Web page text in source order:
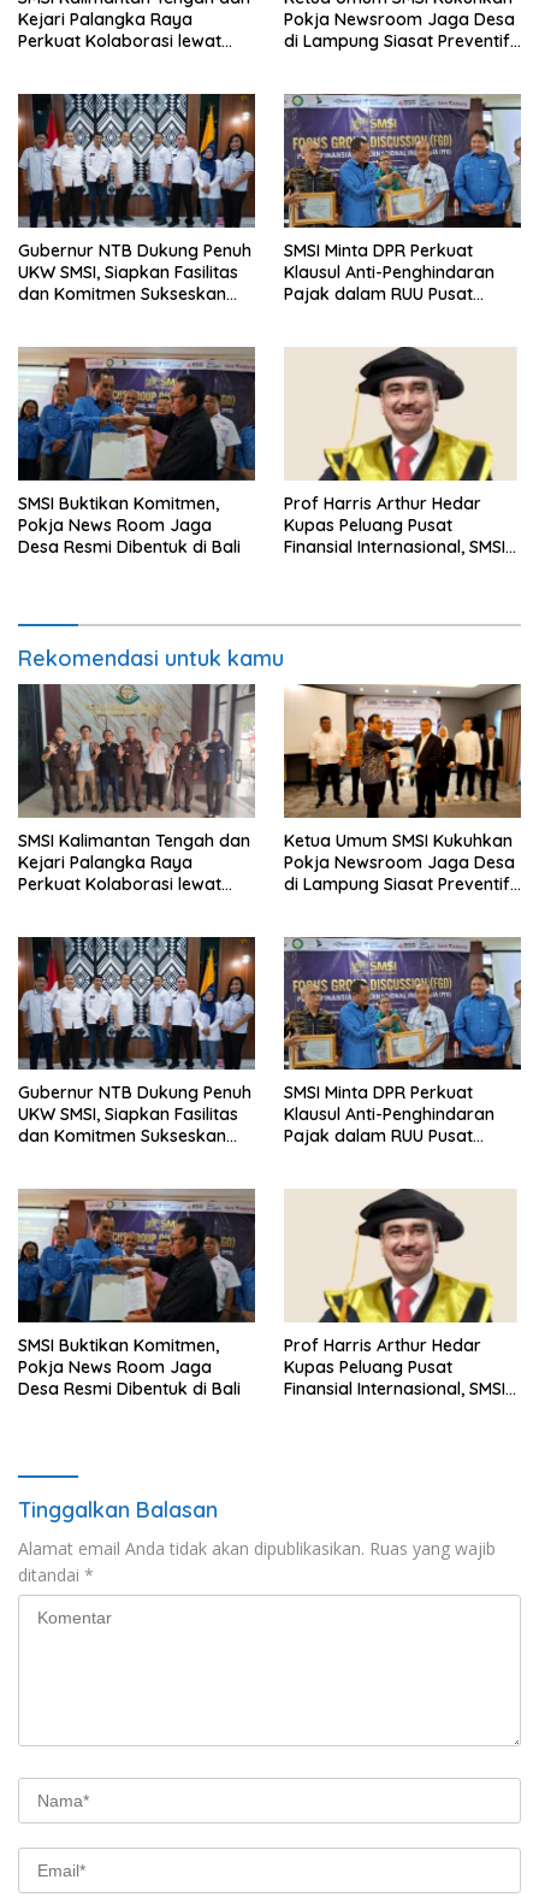
Kejari Palangka Raya
Perkuat Kolaborasi lewat
Pokja Newsroom Jaga Desa
di Lampung Siasat Preventif
Gubernur NTB Dukung Penuh
UKW SMSI, Siapkan Fasilitas
dan Komitmen Sukseskan
SMSI Minta DPR Perkuat
Klausul Anti-Penghindaran
Pajak dalam RUU Pusat
SMSI Buktikan Komitmen,
Pokja News Room Jaga
Desa Resmi Dibentuk di Bali
Prof Harris Arthur Hedar
Kupas Peluang Pusat
Finansial Internasional, SMSI
Rekomendasi untuk kamu
SMSI Kalimantan Tengah dan
Kejari Palangka Raya
Perkuat Kolaborasi lewat
Ketua Umum SMSI Kukuhkan
Pokja Newsroom Jaga Desa
di Lampung Siasat Preventif
Gubernur NTB Dukung Penuh
UKW SMSI, Siapkan Fasilitas
dan Komitmen Sukseskan
SMSI Minta DPR Perkuat
Klausul Anti-Penghindaran
Pajak dalam RUU Pusat
SMSI Buktikan Komitmen,
Pokja News Room Jaga
Desa Resmi Dibentuk di Bali
Prof Harris Arthur Hedar
Kupas Peluang Pusat
Finansial Internasional, SMSI
Tinggalkan Balasan
Alamat email Anda tidak akan dipublikasikan. Ruas yang wajib
ditandai *